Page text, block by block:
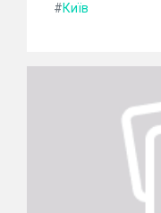
#Київ